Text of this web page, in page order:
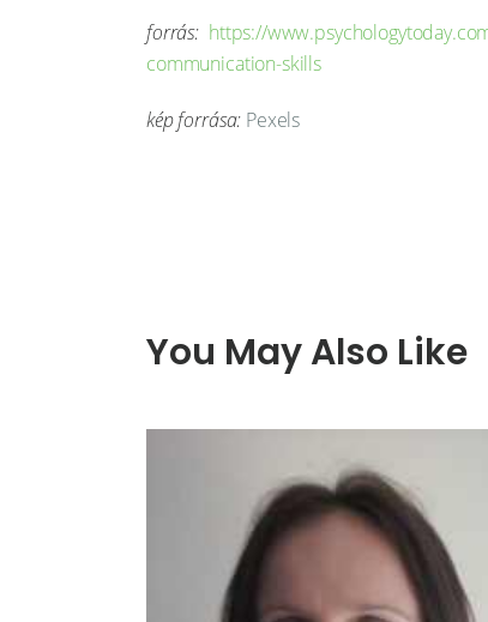
forrás: https://
communication-skills
kép forrása: Pexels
You May Also Like